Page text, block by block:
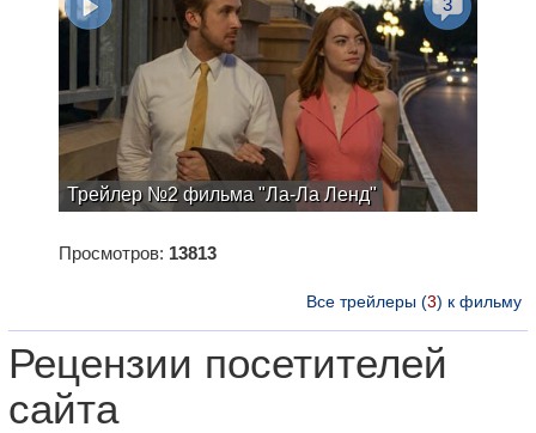
Трейлер №2 фильма "Ла-Ла Ленд"
Просмотров: 13813
Все трейлеры (3) к фильму
Рецензии посетителей
сайта